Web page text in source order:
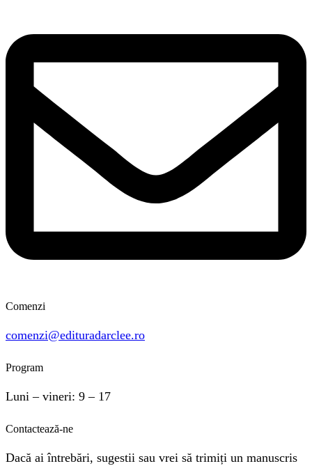
Comenzi
comenzi@edituradarclee.ro
Program
Luni – vineri: 9 – 17
Contactează-ne
Dacă ai întrebări, sugestii sau vrei să trimiți un manuscris